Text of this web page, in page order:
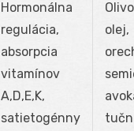
Hormonálna
regulácia,
absorpcia
vitamínov
A,D,E,K,
satietogénny
olej,